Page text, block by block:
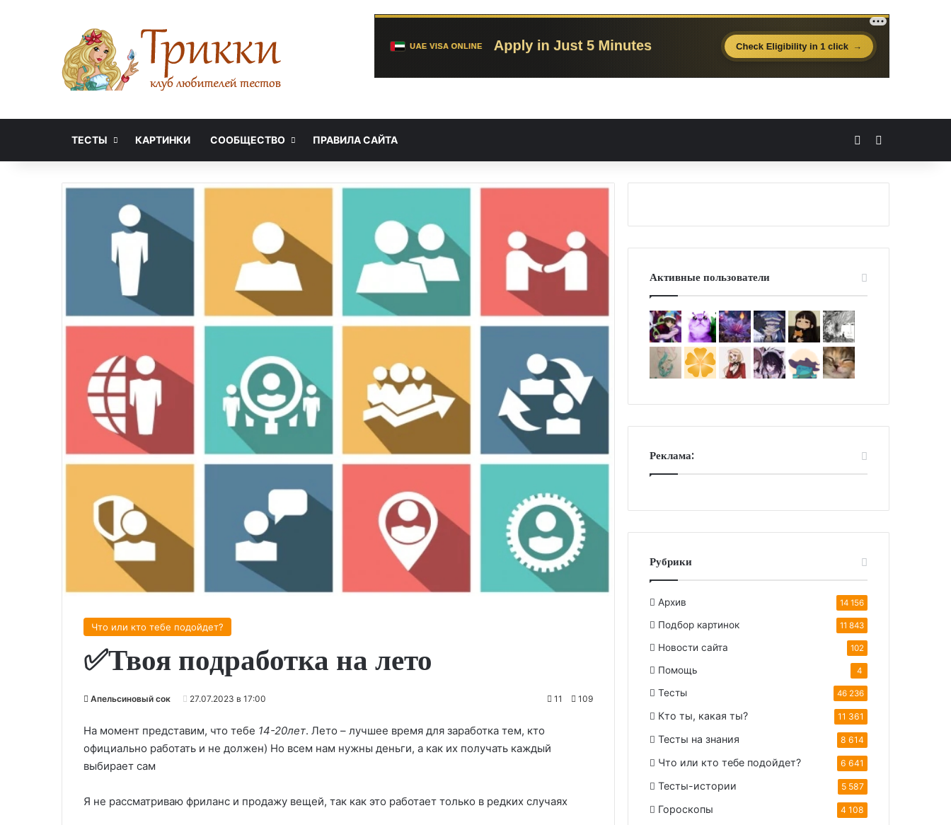
ТЕСТЫ КАРТИНКИ СООБЩЕСТВО ПРАВИЛА САЙТА Вход
Что или кто тебе подойдет?
✅Твоя подработка на лето
Апельсиновый сок 27.07.2023 в 17:00 11 109
На момент представим, что тебе 14-20лет. Лето – лучшее время для заработка тем, кто
официально работать и не должен) Но всем нам нужны деньги, а как их получать каждый
выбирает сам
Я не рассматриваю фриланс и продажу вещей, так как это работает только в редких случаях
Активные пользователи
Реклама:
Рубрики
Архив 14 156
Подбор картинок 11 843
Новости сайта 102
Помощь 4
Тесты 46 236
Кто ты, какая ты? 11 361
Тесты на знания 8 614
Что или кто тебе подойдет? 6 641
Тесты-истории 5 587
Гороскопы 4 108